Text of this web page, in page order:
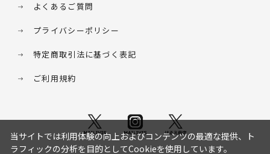
よくあるご質問
プライバシーポリシー
特定商取引法に基づく表記
ご利用規約
当サイトでは利用体験の向上およびコンテンツの最適な提供、ト
ラフィックの分析を目的としてCookieを使用しています。